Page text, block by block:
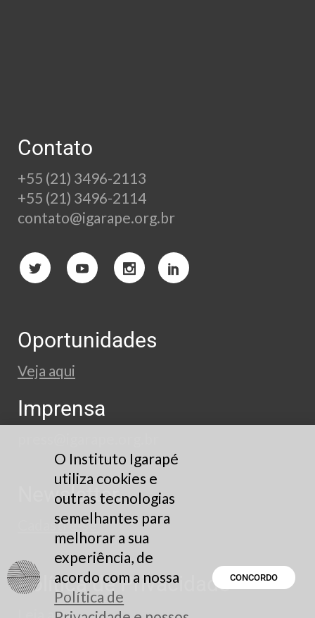
Contato
+55 (21) 3496-2113
+55 (21) 3496-2114
contato@igarape.org.br
Oportunidades
Veja aqui
Imprensa
Newsletter
Cadastre-se
Política de Privacidade
Leia aqui
O Instituto Igarapé
utiliza cookies e
outras tecnologias
semelhantes para
melhorar a sua
experiência, de
acordo com a nossa
Política de
CONCORDO